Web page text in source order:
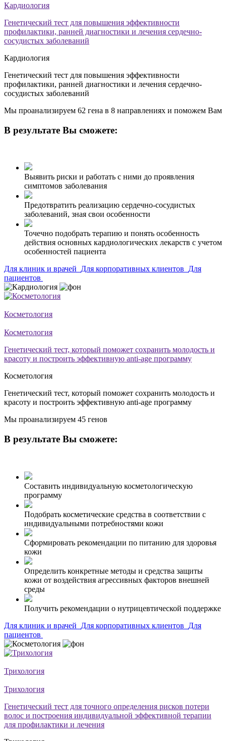
Кардиология
Генетический тест для повышения эффективности
профилактики, ранней диагностики и лечения сердечно-
сосудистых заболеваний
Кардиология
Генетический тест для повышения эффективности
профилактики, ранней диагностики и лечения сердечно-
сосудистых заболеваний
Мы проанализируем 62 гена в 8 направлениях и поможем Вам
В результате Вы сможете:
Выявить риски и работать с ними до проявления
симптомов заболевания
Предотвратить реализацию сердечно-сосудистых
заболеваний, зная свои особенности
Точечно подобрать терапию и понять особенность
действия основных кардиологических лекарств с учетом
особенностей пациента
Для клиник и врачей Для корпоративных клиентов Для
пациентов
Косметология
Косметология
Генетический тест, который поможет сохранить молодость и
красоту и построить эффективную anti-age программу
Косметология
Генетический тест, который поможет сохранить молодость и
красоту и построить эффективную anti-age программу
Мы проанализируем 45 генов
В результате Вы сможете:
Составить индивидуальную косметологическую
программу
Подобрать косметические средства в соответствии с
индивидуальными потребностями кожи
Сформировать рекомендации по питанию для здоровья
кожи
Определить конкретные методы и средства защиты
кожи от воздействия агрессивных факторов внешней
среды
Получить рекомендации о нутрицевтической поддержке
Для клиник и врачей Для корпоративных клиентов Для
пациентов
Трихология
Трихология
Генетический тест для точного определения рисков потери
волос и построения индивидуальной эффективной терапии
для профилактики и лечения